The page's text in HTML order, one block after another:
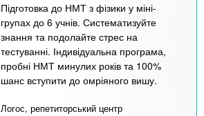
Підготовка до НМТ з фізики у міні-
групах до 6 учнів. Систематизуйте
знання та подолайте стрес на
тестуванні. Індивідуальна програма,
пробні НМТ минулих років та 100%
шанс вступити до омріяного вишу.
Логос, репетиторський центр